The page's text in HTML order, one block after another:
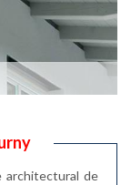
architectural de